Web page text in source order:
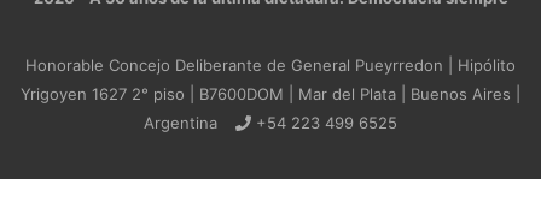
Honorable Concejo Deliberante de General Pueyrredon | Hipólito
Yrigoyen 1627 2° piso | B7600DOM | Mar del Plata | Buenos Aires |
Argentina
+54 223 499 6525